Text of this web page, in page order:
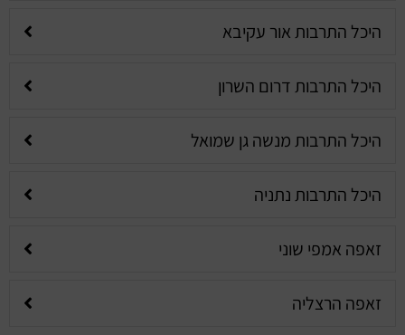
היכל התרבות אור עקיבא
היכל התרבות דרום השרון
היכל התרבות מנשה גן שמואל
היכל התרבות נתניה
זאפה אמפי שוני
זאפה הרצליה